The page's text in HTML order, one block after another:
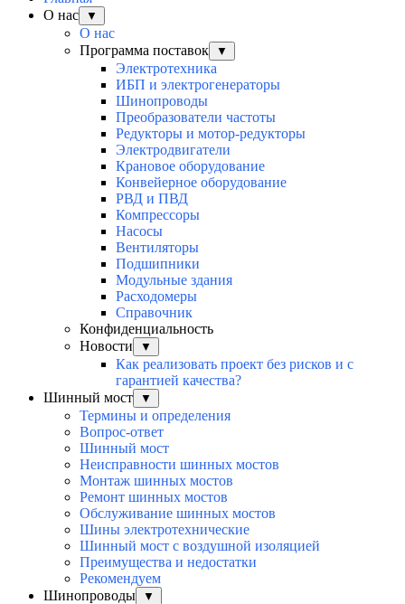
О нас
▼
О нас
Программа поставок
▼
Электротехника
ИБП и электрогенераторы
Шинопроводы
Преобразователи частоты
Редукторы и мотор-редукторы
Электродвигатели
Крановое оборудование
Конвейерное оборудование
РВД и ПВД
Компрессоры
Насосы
Вентиляторы
Подшипники
Модульные здания
Расходомеры
Справочник
Конфиденциальность
Новости
▼
Как реализовать проект без рисков и с
гарантией качества?
Шинный мост
▼
Термины и определения
Вопрос-ответ
Шинный мост
Неисправности шинных мостов
Монтаж шинных мостов
Ремонт шинных мостов
Обслуживание шинных мостов
Шины электротехнические
Шинный мост с воздушной изоляцией
Преимущества и недостатки
Рекомендуем
Шинопроводы
▼